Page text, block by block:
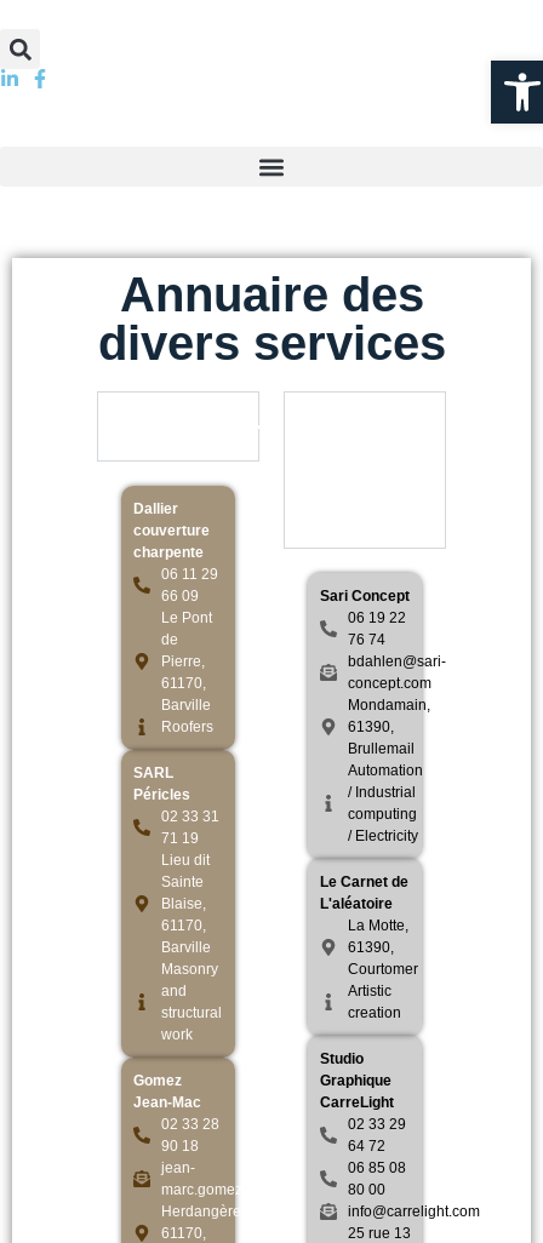
Annuaire des
divers services
Dallier
couverture
charpente
06 11 29
66 09
Le Pont
de
Pierre,
61170,
Barville
Roofers
SARL
Péricles
02 33 31
71 19
Lieu dit
Sainte
Blaise,
61170,
Barville
Masonry
and
structural
work
Gomez
Jean-Mac
02 33 28
90 18
jean-
marc.gomez5@wanadoo.fr
Herdangère,
61170,
Sari Concept
06 19 22
76 74
bdahlen@sari-
concept.com
Mondamain,
61390,
Brullemail
Automation
/ Industrial
computing
/ Electricity
Le Carnet de
L'aléatoire
La Motte,
61390,
Courtomer
Artistic
creation
Studio
Graphique
CarreLight
02 33 29
64 72
06 85 08
80 00
info@carrelight.com
25 rue 13